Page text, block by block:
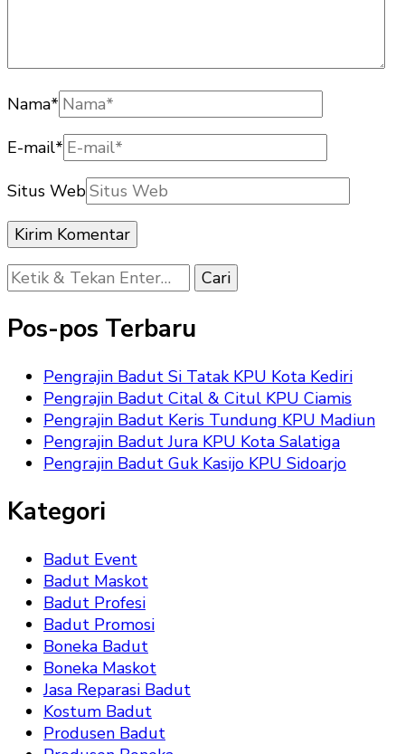
Nama*
E-mail*
Situs Web
Mencari
Sesuatu?
Pos-pos Terbaru
Pengrajin Badut Si Tatak KPU Kota Kediri
Pengrajin Badut Cital & Citul KPU Ciamis
Pengrajin Badut Keris Tundung KPU Madiun
Pengrajin Badut Jura KPU Kota Salatiga
Pengrajin Badut Guk Kasijo KPU Sidoarjo
Kategori
Badut Event
Badut Maskot
Badut Profesi
Badut Promosi
Boneka Badut
Boneka Maskot
Jasa Reparasi Badut
Kostum Badut
Produsen Badut